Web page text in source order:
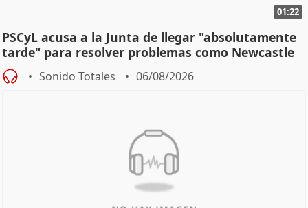
01:22
PSCyL acusa a la Junta de llegar "absolutamente
tarde" para resolver problemas como Newcastle
Sonido Totales 06/08/2026